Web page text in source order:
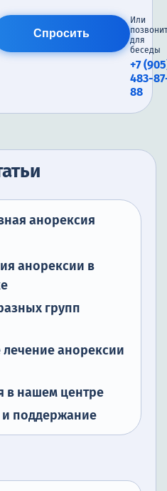
Спросить
Или
для
беседы
+7
483-
88
анорексия
анорексии в
групп
анорексии
в нашем центре
и поддержание
при анорексии в